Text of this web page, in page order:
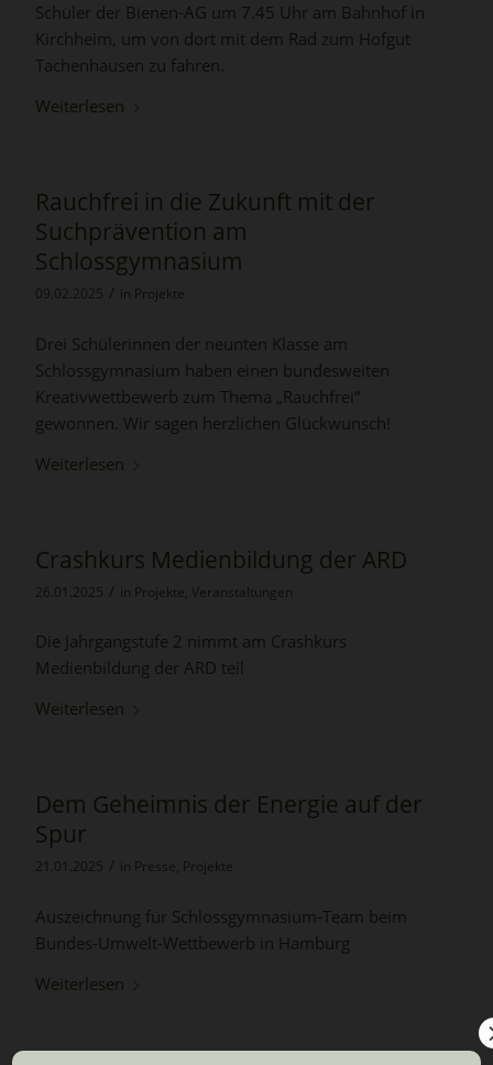
Schüler der Bienen-AG um 7.45 Uhr am Bahnhof in
Kirchheim, um von dort mit dem Rad zum Hofgut
Tachenhausen zu fahren.
Weiterlesen
Rauchfrei in die Zukunft mit der
Suchprävention am
Schlossgymnasium
09.02.2025 / in Projekte
Drei Schülerinnen der neunten Klasse am
Schlossgymnasium haben einen bundesweiten
Kreativwettbewerb zum Thema „Rauchfrei“
gewonnen. Wir sagen herzlichen Glückwunsch!
Weiterlesen
Crashkurs Medienbildung der ARD
26.01.2025 / in Projekte, Veranstaltungen
Die Jahrgangstufe 2 nimmt am Crashkurs
Medienbildung der ARD teil
Weiterlesen
Dem Geheimnis der Energie auf der
Spur
21.01.2025 / in Presse, Projekte
Auszeichnung für Schlossgymnasium-Team beim
Bundes-Umwelt-Wettbewerb in Hamburg
Weiterlesen